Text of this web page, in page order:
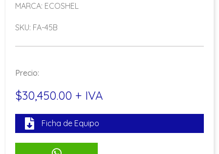
MARCA: ECOSHEL
SKU: FA-45B
Precio:
$30,450.00 + IVA
Ficha de Equipo